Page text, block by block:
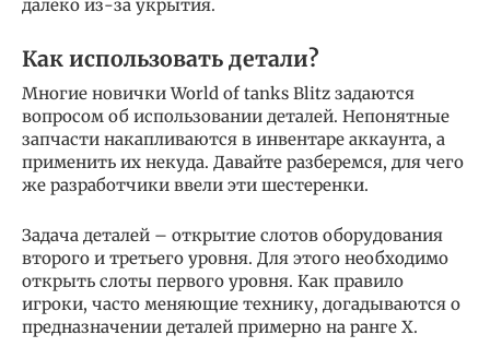
далеко из-за укрытия.
Как использовать детали?
Многие новички World of tanks Blitz задаются
вопросом об использовании деталей. Непонятные
запчасти накапливаются в инвентаре аккаунта, а
применить их некуда. Давайте разберемся, для чего
же разработчики ввели эти шестеренки.
Задача деталей – открытие слотов оборудования
второго и третьего уровня. Для этого необходимо
открыть слоты первого уровня. Как правило
игроки, часто меняющие технику, догадываются о
предназначении деталей примерно на ранге X.